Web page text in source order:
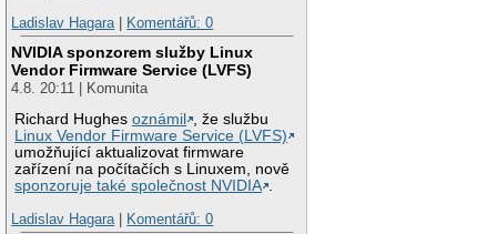
Ladislav Hagara| Komentářů: 0
NVIDIA sponzorem služby Linux
Vendor Firmware Service (LVFS)
4.8. 20:11 | Komunita
Richard Hughesoznámil
, že službu
Linux Vendor Firmware Service (LVFS)
umožňující aktualizovat firmware
zařízení na počítačích s Linuxem, nově
sponzoruje také společnost NVIDIA .
Ladislav Hagara| Komentářů: 0